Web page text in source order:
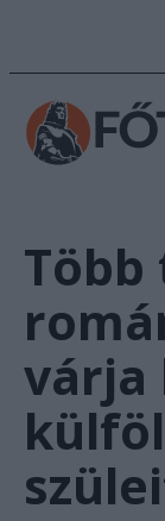
Több
várja